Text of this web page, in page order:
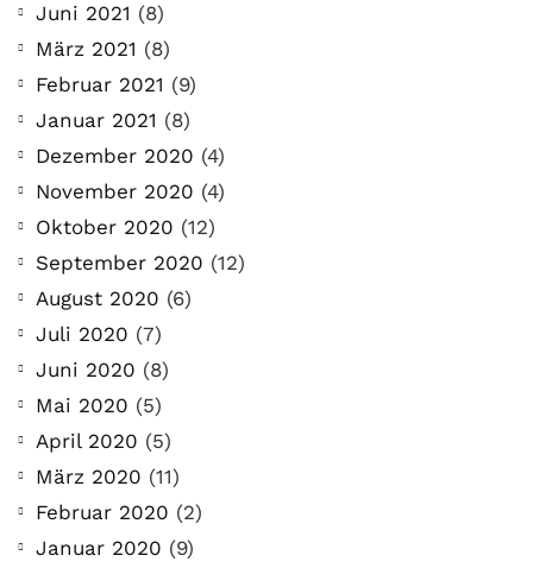
Juni 2021 (8)
März 2021 (8)
Februar 2021 (9)
Januar 2021 (8)
Dezember 2020 (4)
November 2020 (4)
Oktober 2020 (12)
September 2020 (12)
August 2020 (6)
Juli 2020 (7)
Juni 2020 (8)
Mai 2020 (5)
April 2020 (5)
März 2020 (11)
Februar 2020 (2)
Januar 2020 (9)